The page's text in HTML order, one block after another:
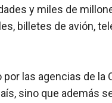
y miles de
billetes de avión,
las agencias de la
sino que además